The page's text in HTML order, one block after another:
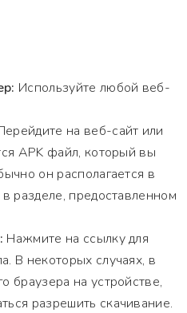
Используйте любой веб-
на веб-сайт или
APK файл, который вы
он располагается в
разделе, предоставленном
Нажмите на ссылку для
В некоторых случаях, в
браузера на устройстве,
разрешить скачивание.